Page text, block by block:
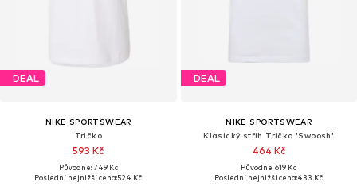
DEAL
NIKE SPORTSWEAR
Tričko
593 Kč
Původně: 749 Kč
Poslední nejnižší cena:524 Kč
DEAL
NIKE SPORTSWEAR
Klasický střih Tričko 'Swoosh'
464 Kč
Původně: 619 Kč
Poslední nejnižší cena:433 Kč